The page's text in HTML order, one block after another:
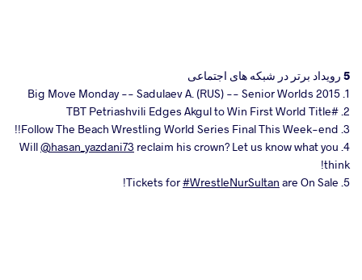
5 رویداد برتر در شبکه های اجتماعی
1. Big Move Monday -- Sadulaev A. (RUS) -- Senior Worlds 2015
2. #TBT Petriashvili Edges Akgul to Win First World Title
3. Follow The Beach Wrestling World Series Final This Week-end!!
4. Will
@hasan_yazdani73 reclaim his crown? Let us know what you
think!
5. Tickets for
#WrestleNurSultan are On Sale!